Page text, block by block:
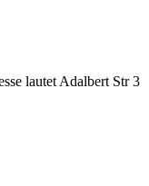
lautet Adalbert Str 3